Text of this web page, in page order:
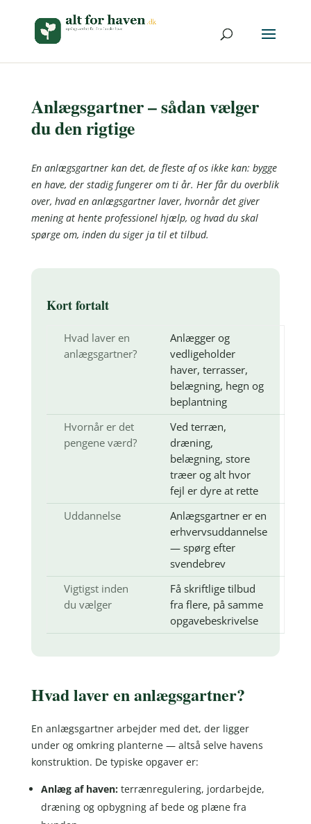
Anlægsgartner – sådan vælger
du den rigtige
En anlægsgartner kan det, de fleste af os ikke kan: bygge
en have, der stadig fungerer om ti år. Her får du overblik
over, hvad en anlægsgartner laver, hvornår det giver
mening at hente professionel hjælp, og hvad du skal
spørge om, inden du siger ja til et tilbud.
Kort fortalt
Hvad laver en
anlægsgartner?
Anlægger og
vedligeholder
haver, terrasser,
belægning, hegn og
beplantning
Hvornår er det
pengene værd?
Ved terræn,
dræning,
belægning, store
træer og alt hvor
fejl er dyre at rette
Uddannelse
Anlægsgartner er en
erhvervsuddannelse
— spørg efter
svendebrev
Vigtigst inden
du vælger
Få skriftlige tilbud
fra flere, på samme
opgavebeskrivelse
Hvad laver en anlægsgartner?
En anlægsgartner arbejder med det, der ligger
under og omkring planterne — altså selve havens
konstruktion. De typiske opgaver er:
Anlæg af haven:terrænregulering, jordarbejde,
dræning og opbygning af bede og plæne fra